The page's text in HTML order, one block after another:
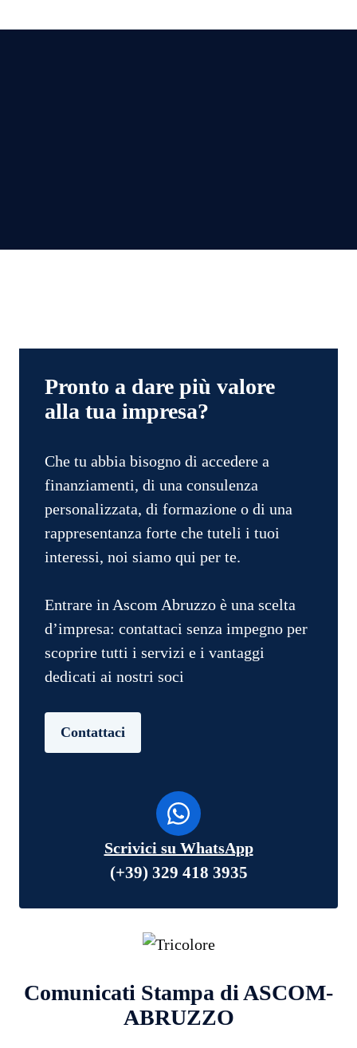
Pronto a dare più valore
alla tua impresa?
Che tu abbia bisogno di accedere a
finanziamenti, di una consulenza
personalizzata, di formazione o di una
rappresentanza forte che tuteli i tuoi
interessi, noi siamo qui per te.
Entrare in Ascom Abruzzo è una scelta
d’impresa: contattaci senza impegno per
scoprire tutti i servizi e i vantaggi
dedicati ai nostri soci
Contattaci
Scrivici su WhatsApp
(+39) 329 418 3935
Comunicati Stampa di ASCOM-
ABRUZZO